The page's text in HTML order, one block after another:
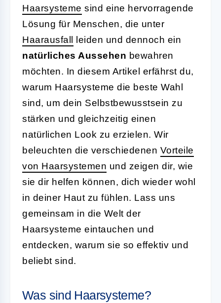
Haarsysteme sind eine hervorragende
Lösung für Menschen, die unter
Haarausfall
leiden und dennoch ein
natürliches Aussehen bewahren
möchten. In diesem Artikel erfährst du,
warum Haarsysteme die beste Wahl
sind, um dein Selbstbewusstsein zu
stärken und gleichzeitig einen
natürlichen Look zu erzielen. Wir
beleuchten die verschiedenen Vorteile
von Haarsystemen und zeigen dir, wie
sie dir helfen können, dich wieder wohl
in deiner Haut zu fühlen. Lass uns
gemeinsam in die Welt der
Haarsysteme eintauchen und
entdecken, warum sie so effektiv und
beliebt sind.
Was sind Haarsysteme?